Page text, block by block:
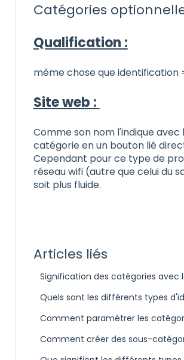
Catégories
Qualification :
même chose que
Site web :
Comme son nom l'indique
catégorie en un bouton lié
Cependant pour ce type de
réseau wifi (autre que celui du
soit plus fluide.
Articles liés
Signification des catégories avec
Quels sont les différents types
Comment paramétrer les
Comment créer des sous-